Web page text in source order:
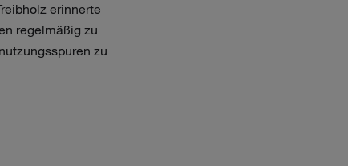
erinnerte
regelmäßig zu
zu